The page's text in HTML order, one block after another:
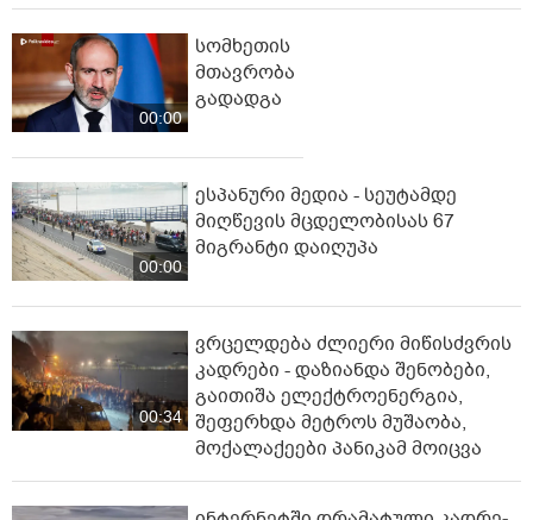
00:00
სომხეთის
მთავრობა
გადადგა
00:00
ესპანური მედია - სეუტამდე
მიღწევის მცდელობისას 67
მიგრანტი დაიღუპა
00:34
ვრცელდება ძლიერი მიწისძვრის
კადრები - დაზიანდა შენობები,
გაითიშა ელექტროენერგია,
შეფერხდა მეტროს მუშაობა,
მოქალაქეები პანიკამ მოიცვა